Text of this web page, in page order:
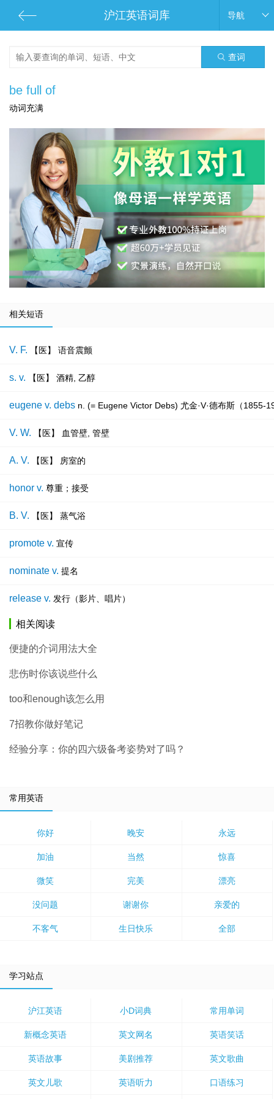
沪江英语词库 导航
查词
be full of
动词充满
相关短语
V. F. 【医】 语音震颤
s. v. 【医】 酒精, 乙醇
eugene v. debs n. (= Eugene Victor Debs) 尤金·V·德布斯（1855-
V. W. 【医】 血管壁, 管壁
A. V. 【医】 房室的
honor v. 尊重；接受
B. V. 【医】 蒸气浴
promote v. 宣传
nominate v. 提名
release v. 发行（影片、唱片）
相关阅读
便捷的介词用法大全
悲伤时你该说些什么
too和enough该怎么用
7招教你做好笔记
经验分享：你的四六级备考姿势对了吗？
常用英语
你好 晚安 永远
加油 当然 惊喜
微笑 完美 漂亮
没问题 谢谢你 亲爱的
不客气 生日快乐 全部
学习站点
沪江英语 小D词典 常用单词
新概念英语 英文网名 英语笑话
英语故事 美剧推荐 英文歌曲
英文儿歌 英语听力 口语练习